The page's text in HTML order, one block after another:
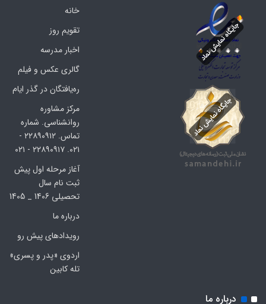
خانه
تقویم روز
اخبار مدرسه
گالری عکس و فیلم
ره‌یافتگان در گذر ایام
مرکز مشاوره
روانشناسی. شماره
تماس. ۲۲۸۹۰۹۱۲ -
۰۲۱. ۲۲۸۹۰۹۱۷ - ۰۲۱
آغاز مرحله اول پیش
ثبت نام سال
تحصیلی 1406 _ 1405
درباره ما
رویدادهای پیش رو
اردوی «پدر و پسری»
تله کابین
درباره ما